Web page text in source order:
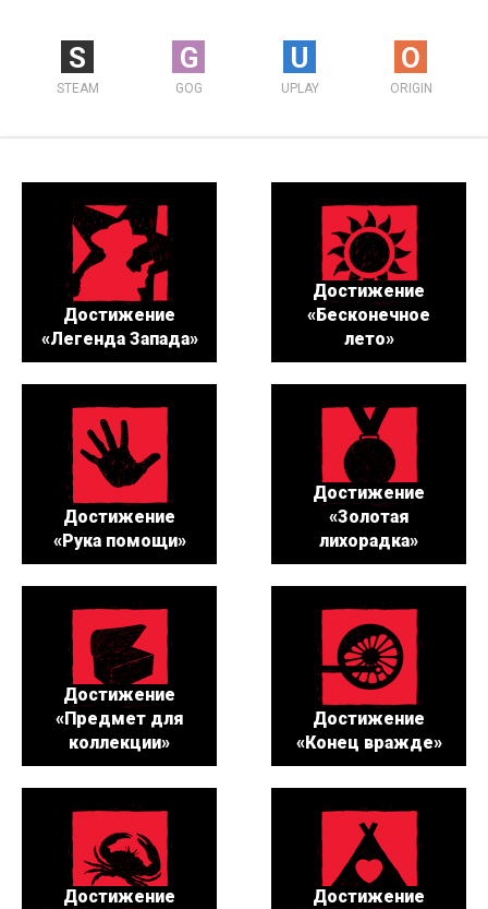
S
STEAM
G
GOG
U
UPLAY
O
ORIGIN
Достижение
«Легенда Запада»
Достижение
«Бесконечное
лето»
Достижение
«Рука помощи»
Достижение
«Золотая
лихорадка»
Достижение
«Предмет для
коллекции»
Достижение
«Конец вражде»
Достижение
Достижение